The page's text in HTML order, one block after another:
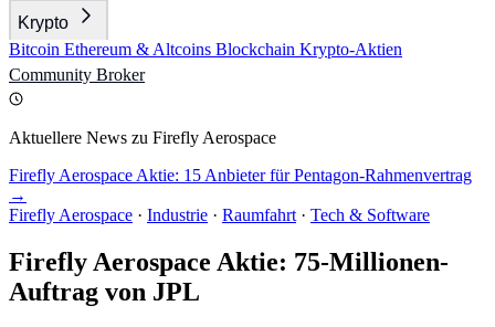
Krypto
Bitcoin Ethereum & Altcoins Blockchain Krypto-Aktien
Community Broker
Aktuellere News zu Firefly Aerospace
Firefly Aerospace Aktie: 15 Anbieter für Pentagon-Rahmenvertrag
→
Firefly Aerospace · Industrie · Raumfahrt · Tech & Software
Firefly Aerospace Aktie: 75-Millionen-
Auftrag von JPL